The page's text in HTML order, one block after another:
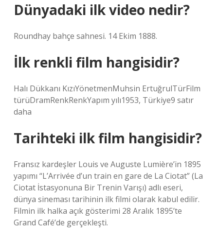
Dünyadaki ilk video nedir?
Roundhay bahçe sahnesi. 14 Ekim 1888.
İlk renkli film hangisidir?
Halı Dükkanı KızıYönetmenMuhsin ErtuğrulTürFilm
türüDramRenkRenkYapım yılı1953, Türkiye9 satır
daha
Tarihteki ilk film hangisidir?
Fransız kardeşler Louis ve Auguste Lumière’in 1895
yapımı “L’Arrivée d’un train en gare de La Ciotat” (La
Ciotat İstasyonuna Bir Trenin Varışı) adlı eseri,
dünya sineması tarihinin ilk filmi olarak kabul edilir.
Filmin ilk halka açık gösterimi 28 Aralık 1895’te
Grand Café’de gerçekleşti.